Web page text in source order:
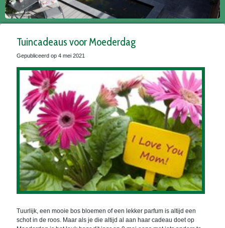
Tuincadeaus voor Moederdag
Gepubliceerd op 4 mei 2021
Tuurlijk, een mooie bos bloemen of een lekker parfum is altijd een
schot in de roos. Maar als je die altijd al aan haar cadeau doet op